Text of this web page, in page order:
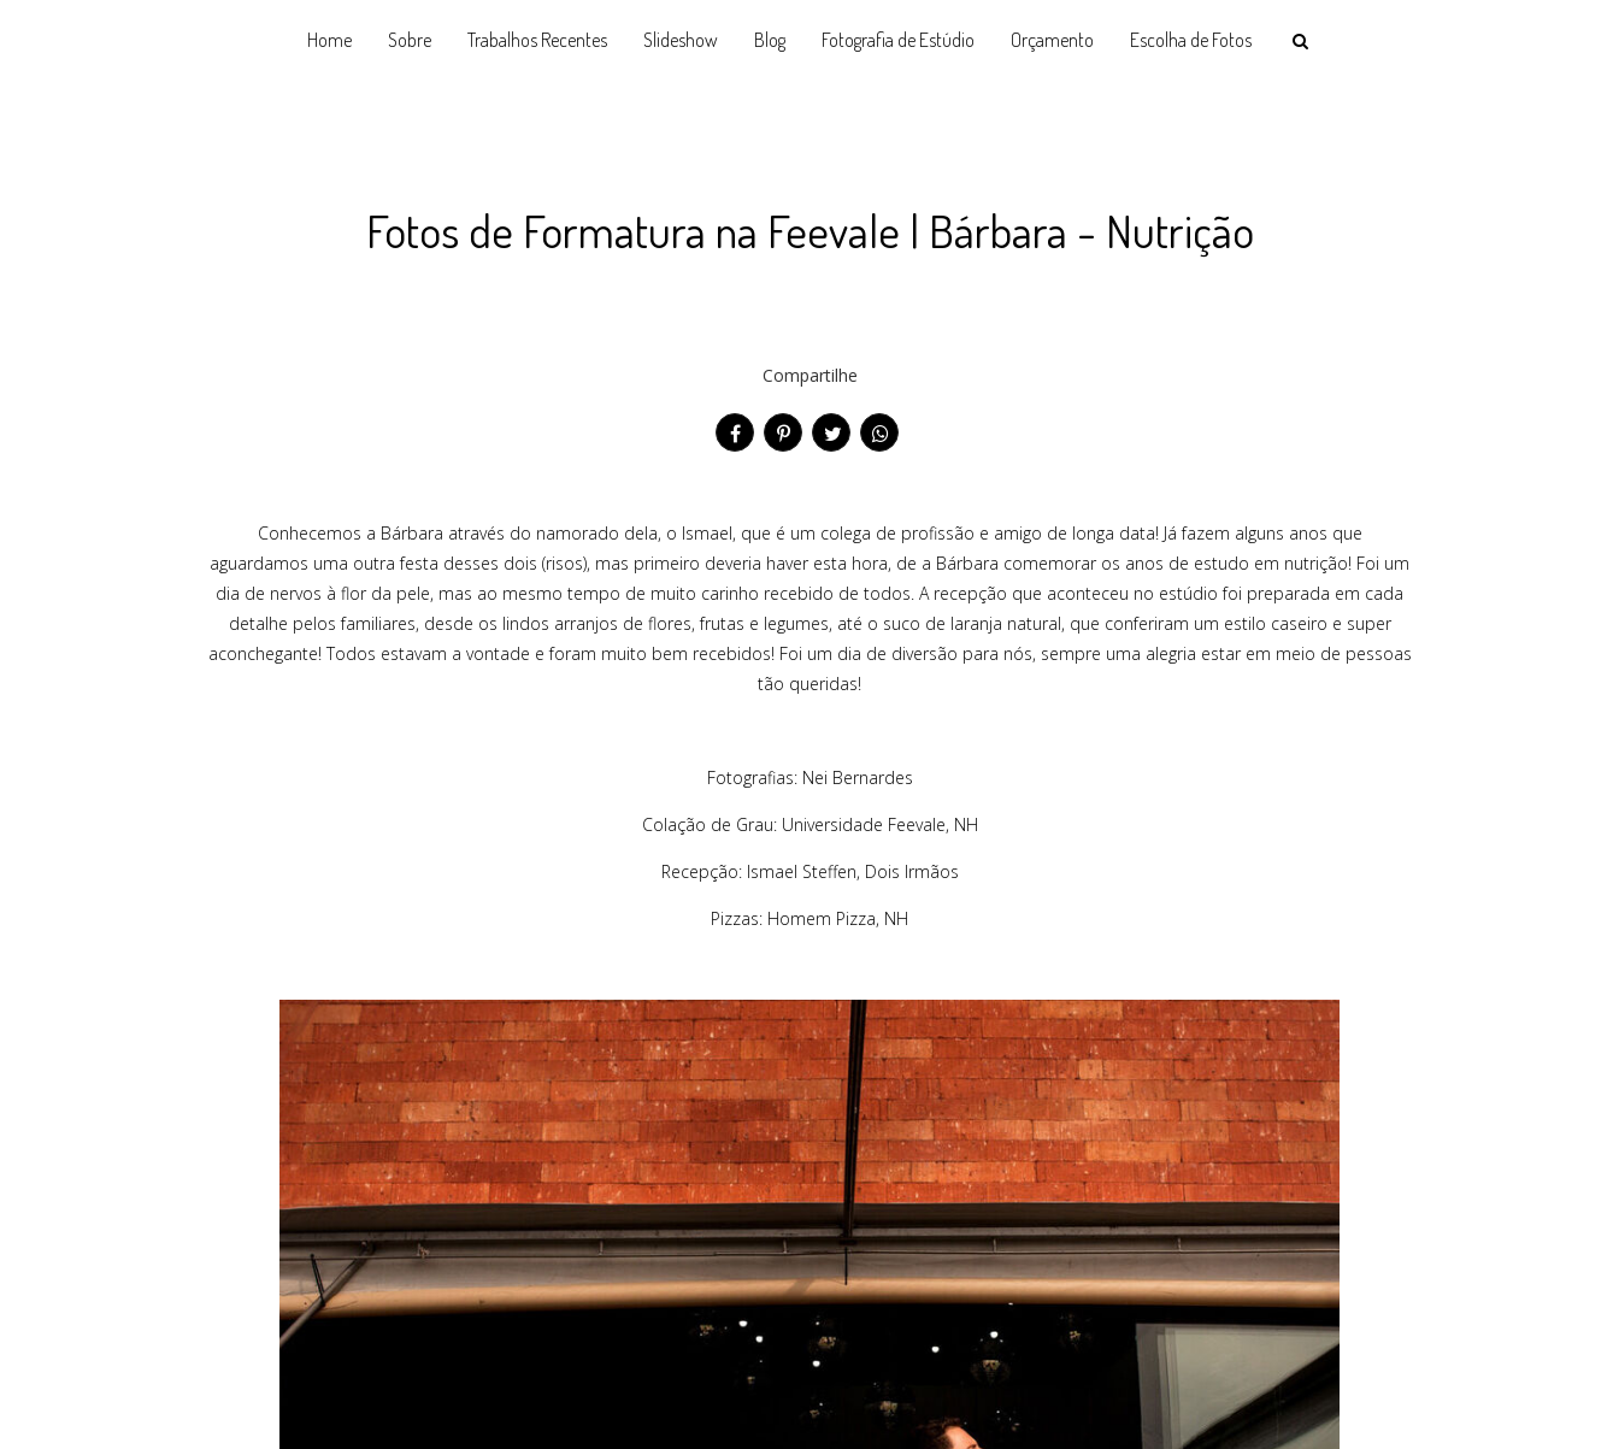
Home Sobre Trabalhos Recentes Slideshow Blog Fotografia de Estúdio Orçamento Escolha de Fotos
Fotos de Formatura na Feevale | Bárbara - Nutrição
Compartilhe
Conhecemos a Bárbara através do namorado dela, o Ismael, que é um colega de profissão e amigo de longa data! Já fazem alguns anos que
aguardamos uma outra festa desses dois (risos), mas primeiro deveria haver esta hora, de a Bárbara comemorar os anos de estudo em nutrição! Foi um
dia de nervos à flor da pele, mas ao mesmo tempo de muito carinho recebido de todos. A recepção que aconteceu no estúdio foi preparada em cada
detalhe pelos familiares, desde os lindos arranjos de flores, frutas e legumes, até o suco de laranja natural, que conferiram um estilo caseiro e super
aconchegante! Todos estavam a vontade e foram muito bem recebidos! Foi um dia de diversão para nós, sempre uma alegria estar em meio de pessoas
tão queridas!
Fotografias: Nei Bernardes
Colação de Grau: Universidade Feevale, NH
Recepção: Ismael Steffen, Dois Irmãos
Pizzas: Homem Pizza, NH